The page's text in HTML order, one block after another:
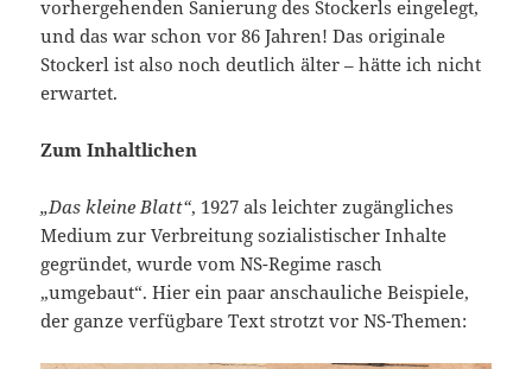
vorhergehenden Sanierung des Stockerls eingelegt,
und das war schon vor 86 Jahren! Das originale
Stockerl ist also noch deutlich älter – hätte ich nicht
erwartet.
Zum Inhaltlichen
„Das kleine Blatt“, 1927 als leichter zugängliches
Medium zur Verbreitung sozialistischer Inhalte
gegründet, wurde vom NS-Regime rasch
„umgebaut“. Hier ein paar anschauliche Beispiele,
der ganze verfügbare Text strotzt vor NS-Themen: